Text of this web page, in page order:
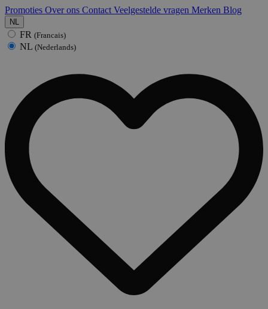
Promoties Over ons Contact Veelgestelde vragen Merken Blog
NL
FR (Francais)
NL (Nederlands)